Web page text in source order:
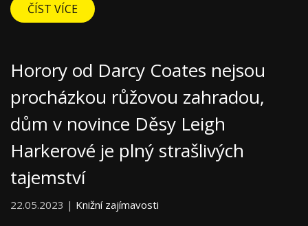
ČÍST VÍCE
Horory od Darcy Coates nejsou
procházkou růžovou zahradou,
dům v novince Děsy Leigh
Harkerové je plný strašlivých
tajemství
22.05.2023 | Knižní zajímavosti